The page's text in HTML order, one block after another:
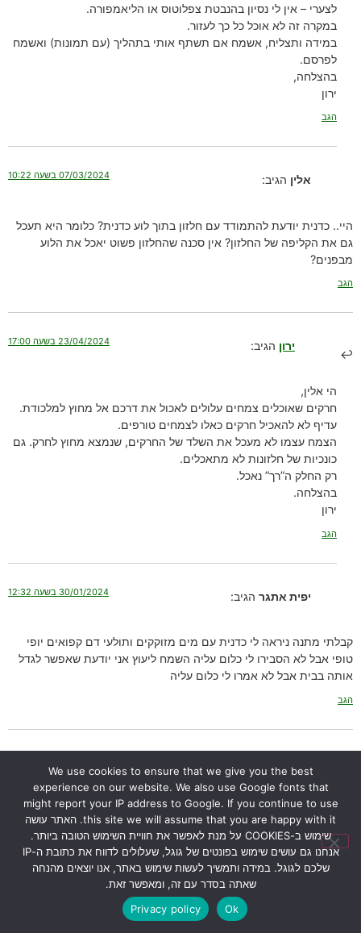
לצערי – אין לי נסיון בהנבטת צפלוטוס או הליאמפורה.
במקרה זה לא אוכל כל כך לעזור.
במידה ותצליח, אשמח אם תשתף אותי בתהליך (עם תמונות) ואשמח
לפרסם.
בהצלחה,
ירון
הגב
אלין הגיב: 07/03/2024 בשעה 10:22
היי.. כדנית יודעת להתמודד עם חלזון בתוך לוע כדנית? כלומר היא תעכל
גם את הקליפה של החלזון? אין סכנה שהחלזון פשוט יאכל את הלוע
מבפנים?
הגב
ירון הגיב: 23/04/2024 בשעה 17:00
הי אלין,
חרקים שאוכלים צמחים עלולים לאכול את דרכם אל מחוץ למלכודת.
עדיף לא להאכיל חרקים כאלו לצמחים טורפים.
הצמח עצמו לא מעכל את השלד של החרקים, שנמצא מחוץ לחרק. גם
כונכיות של חלזונות לא מתאכלים.
רק החלק ה”רך” נאכל.
בהצלחה.
ירון
הגב
יפית אתגר הגיב: 30/01/2024 בשעה 12:32
קבלתי מתנה ניראה לי כדנית עם מים מזוקקים ותולעי דם קפואים יופי
טופי אבל לא הסבירו לי כלום עליה השמח ליעוץ אני יודעת שאפשר לגדל
אותה בבית אבל לא אמרו לי כלום עליה
הגב
שלום יפית,
אני מזמין אותך ליצור איתי קשר דרך עמוד “צור קשר“.
תשלחי לי את מספר הטלפון שלך ואחזור אליך.
תוכלי גם לקפוץ לבקר אותי ולראות איך אני מגדל את הכדניות אצלי
בבית.
We use cookies to ensure that we give you the best
experience on our website. We also use Google fonts that
might report your IP address to Google. If you continue to use
this site we will assume that you are happy with it. האתר עושה
שימוש ב-COOKIES על מנת לאפשר את חוויית השימוש הטובה ביותר.
אנחנו גם עושים שימוש בפונטים של גוגל, שעלולים לדווח את כתובת ה-IP
שלכם לגוגל. במידה ותמשיך לעשות שימוש באתר, אנו יוצאים מהנחה
שאתה בסדר עם זה, ומאפשר זאת.
Ok
Privacy policy